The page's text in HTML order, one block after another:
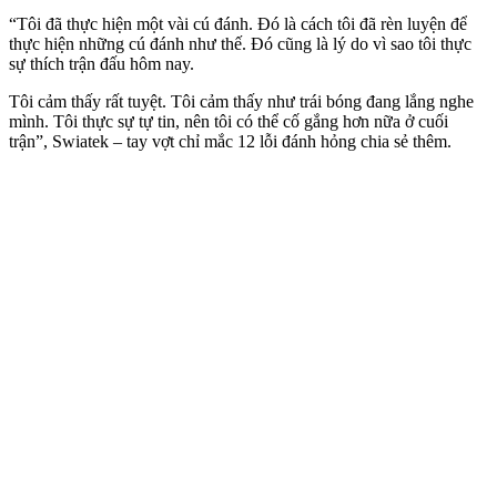
“Tôi đã thực hiện một vài cú đánh. Đó là cách tôi đã rèn luyện để
thực hiện những cú đánh như thế. Đó cũng là lý do vì sao tôi thực
sự thích trận đấu hôm nay.
Tôi cảm thấy rất tuyệt. Tôi cảm thấy như trái bóng đang lắng nghe
mình. Tôi thực sự tự tin, nên tôi có thể cố gắng hơn nữa ở cuối
trận”, Swiatek – tay vợt chỉ mắc 12 lỗi đánh hỏng chia sẻ thêm.